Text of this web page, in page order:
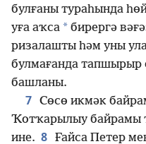
булғаны тураһында
уға аҡса * бирергә
ризалашты һәм уны
булмағанда тапшырыр
башланы.
7 Сөсө икмәк
Ҡотҡарылыу байрамы
ине. 8 Ғайса Петер